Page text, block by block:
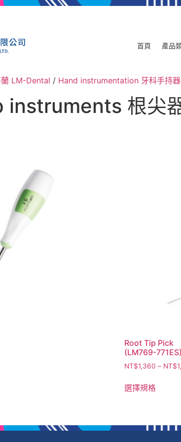
首頁 產品
LM-Dental / Hand instrumentation 牙科手持
instruments 根尖
Root Tip Pick
(LM769-771ES)
NT$1,360 – NT$
選擇規格